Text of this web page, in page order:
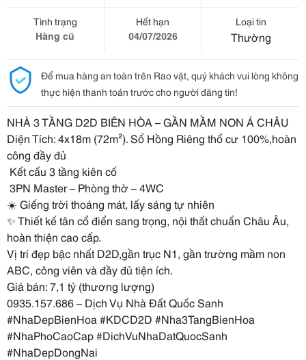
Tình trạng
Hàng cũ
Hết hạn
04/07/2026
Loại tin
Thường
Để mua hàng an toàn trên Rao vặt, quý khách vui lòng không
thực hiện thanh toán trước cho người đăng tin!
NHÀ 3 TẦNG D2D BIÊN HÒA – GẦN MẦM NON Á CHÂU
Diện Tích: 4x18m (72m²). Sổ Hồng Riêng thổ cư 100%,hoàn
công đầy đủ
️ Kết cấu 3 tầng kiên cố
️ 3PN Master – Phòng thờ – 4WC
☀️ Giếng trời thoáng mát, lấy sáng tự nhiên
✨ Thiết kế tân cổ điển sang trọng, nội thất chuẩn Châu Âu,
hoàn thiện cao cấp.
Vị trí đẹp bậc nhất D2D,gần trục N1, gần trường mầm non
ABC, công viên và đầy đủ tiện ích.
Giá bán: 7,1 tỷ (thương lượng)
0935.157.686 – Dịch Vụ Nhà Đất Quốc Sanh
#NhaDepBienHoa #KDCD2D #Nha3TangBienHoa
#NhaPhoCaoCap #DichVuNhaDatQuocSanh
#NhaDepDongNai